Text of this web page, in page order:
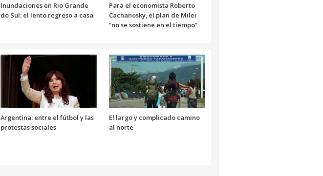
Inundaciones en Rio Grande
do Sul: el lento regreso a casa
Para el economista Roberto
Cachanosky, el plan de Milei
“no se sostiene en el tiempo”
Argentina: entre el fútbol y las
protestas sociales
El largo y complicado camino
al norte